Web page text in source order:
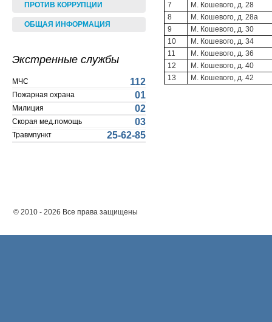
ПРОТИВ КОРРУПЦИИ
ОБЩАЯ ИНФОРМАЦИЯ
Экстренные службы
МЧС 112
Пожарная охрана 01
Милиция 02
Скорая мед.помощь 03
Травмпункт 25-62-85
7
М. Кошевого, д. 28
8
М. Кошевого, д. 28а
9
М. Кошевого, д. 30
10
М. Кошевого, д. 34
11
М. Кошевого, д. 36
12
М. Кошевого, д. 40
13
М. Кошевого, д. 42
© 2010 - 2026 Все права защищены